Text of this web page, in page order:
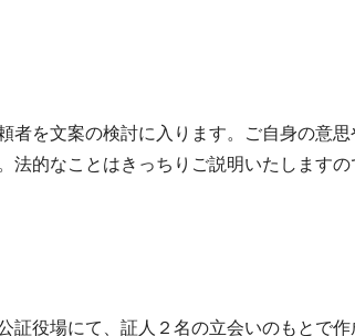
者を文案の検討に入ります。ご自身の意思
法的なことはきっちりご説明いたしますの
証役場にて、 証人２名の立会いのも とで作